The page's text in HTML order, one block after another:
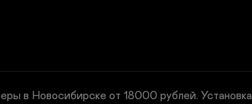
в Новосибирске от 18000 рублей. Установка